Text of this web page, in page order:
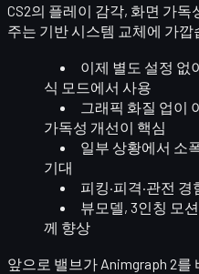
CS2의 플레이 감각, 화면 가독
주는 기반 시스템 교체에 가깝
이제 별도 설정 없
식 모드에서 사용
그래픽 화질 업이
가독성 개선이 핵심
일부 상황에서 소
기대
피킹·피격·관전
뷰모델, 3인칭 모
께 향상
앞으로 밸브가 Animgraph 2